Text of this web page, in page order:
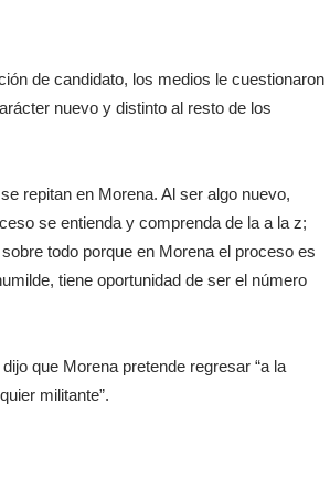
de candidato, los medios le cuestionaron
nuevo y distinto al resto de los
repitan en Morena. Al ser algo nuevo,
se entienda y comprenda de la a la z;
todo porque en Morena el proceso es
tiene oportunidad de ser el número
que Morena pretende regresar “a la
militante”.